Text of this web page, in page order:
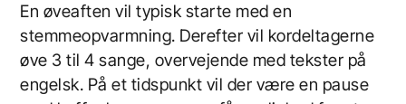
En øveaften vil typisk starte med en
stemmeopvarmning. Derefter vil kordeltagerne
øve 3 til 4 sange, overvejende med tekster på
engelsk. På et tidspunkt vil der være en pause